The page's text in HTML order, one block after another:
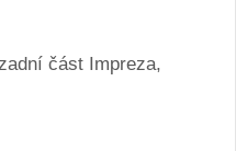
část Impreza,